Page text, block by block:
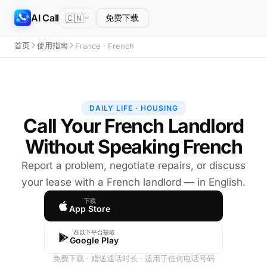
AI Call 🇨🇳 免费下载
首页 使用指南 France · French
DAILY LIFE · HOUSING
Call Your French Landlord
Without Speaking French
Report a problem, negotiate repairs, or discuss
your lease with a French landlord — in English.
下载
App Store
在以下平台获取
Google Play
免费下载 · 赠送通话时长 · 适用于任何电话号码